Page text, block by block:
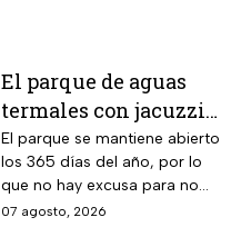
El parque de aguas
termales con jacuzzis
y cabañas a 2 horas de
CDMX donde este
grupo de adultos
mayores paga la
El parque se mantiene abierto
los 365 días del año, por lo
que no hay excusa para no
visitar este hermoso lugar
07 agosto, 2026